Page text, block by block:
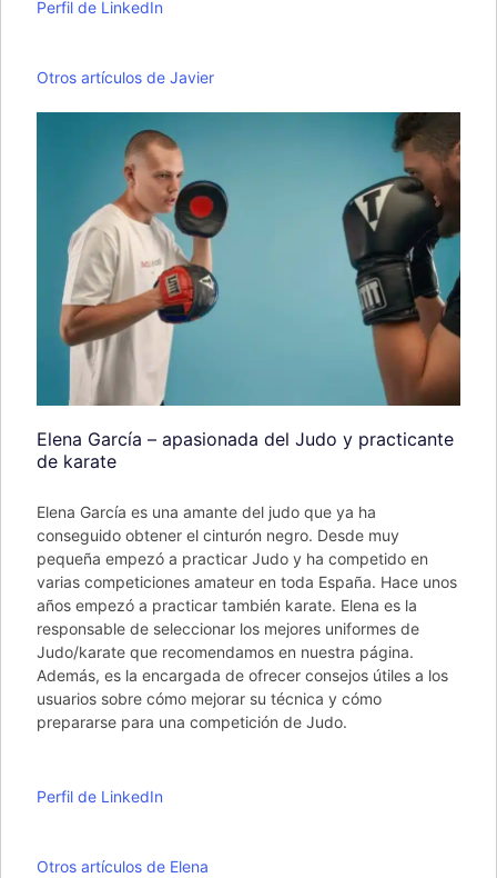
Perfil de LinkedIn
Otros artículos de Javier
Elena García – apasionada del Judo y practicante
de karate
Elena García es una amante del judo que ya ha
conseguido obtener el cinturón negro. Desde muy
pequeña empezó a practicar Judo y ha competido en
varias competiciones amateur en toda España. Hace unos
años empezó a practicar también karate. Elena es la
responsable de seleccionar los mejores uniformes de
Judo/karate que recomendamos en nuestra página.
Además, es la encargada de ofrecer consejos útiles a los
usuarios sobre cómo mejorar su técnica y cómo
prepararse para una competición de Judo.
Perfil de LinkedIn
Otros artículos de Elena